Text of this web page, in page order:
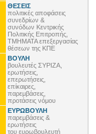
ΘΕΣΕΙΣ
πολιτικές αποφάσεις
συνεδρίων &
συνόδων Κεντρικής
Πολιτικής Επιτροπής,
ΤΜΗΜΑΤΑ επεξεργασίας
θέσεων της ΚΠΕ
ΒΟΥΛΗ
βουλευτές ΣΥΡΙΖΑ,
ερωτήσεις,
επερωτήσεις,
επίκαιρες,
παρεμβάσεις,
προτάσεις νόμου
ΕΥΡΩΒΟΥΛΗ
παρεμβάσεις &
ερωτήσεις
του ευρωβουλευτή